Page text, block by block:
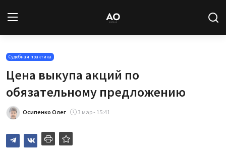
Вход
Новости
Статьи
Авторы
Судебная практика
Цена выкупа акций по
обязательному предложению
Осипенко Олег 3 мар - 15:41